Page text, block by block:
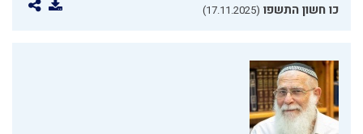
כו חשון התשפו (17.11.2025)